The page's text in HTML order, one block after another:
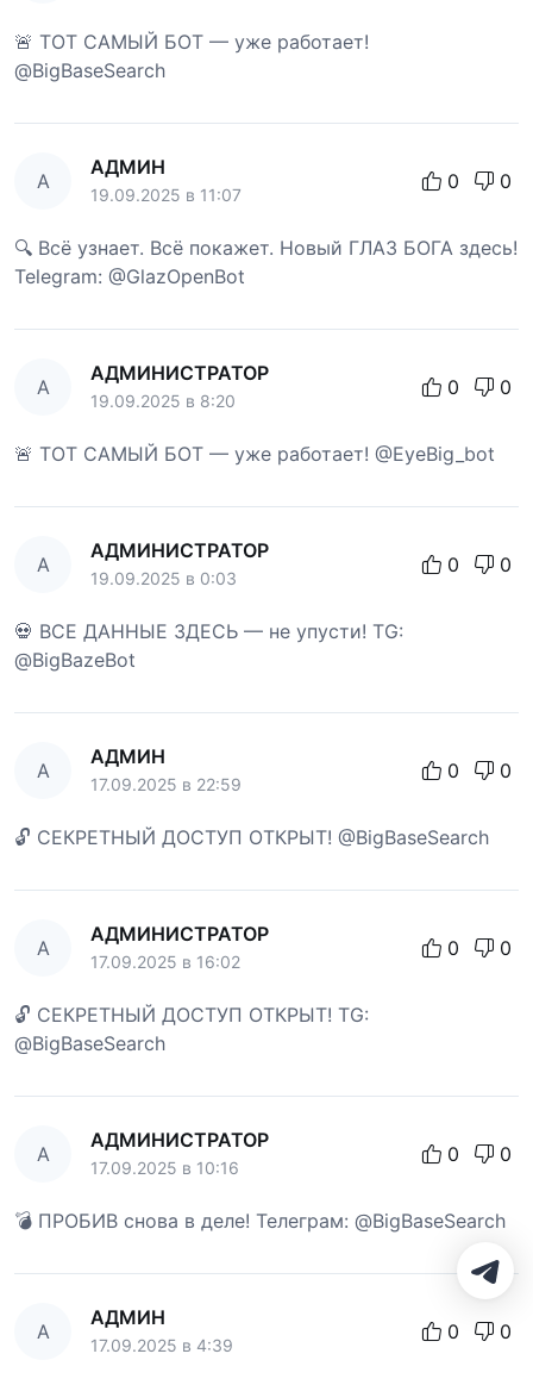
🚨 ТОТ САМЫЙ БОТ — уже работает!
@BigBaseSearch
А
АДМИН
19.09.2025 в 11:07
0 0
🔍 Всё узнает. Всё покажет. Новый ГЛАЗ БОГА здесь!
Telegram: @GlazOpenBot
А
АДМИНИСТРАТОР
19.09.2025 в 8:20
0 0
🚨 ТОТ САМЫЙ БОТ — уже работает! @EyeBig_bot
А
АДМИНИСТРАТОР
19.09.2025 в 0:03
0 0
💀 ВСЕ ДАННЫЕ ЗДЕСЬ — не упусти! TG:
@BigBazeBot
А
АДМИН
17.09.2025 в 22:59
0 0
🔓 СЕКРЕТНЫЙ ДОСТУП ОТКРЫТ! @BigBaseSearch
А
АДМИНИСТРАТОР
17.09.2025 в 16:02
0 0
🔓 СЕКРЕТНЫЙ ДОСТУП ОТКРЫТ! TG:
@BigBaseSearch
А
АДМИНИСТРАТОР
17.09.2025 в 10:16
0 0
💣 ПРОБИВ снова в деле! Телеграм: @BigBaseSearch
А
АДМИН
17.09.2025 в 4:39
0 0